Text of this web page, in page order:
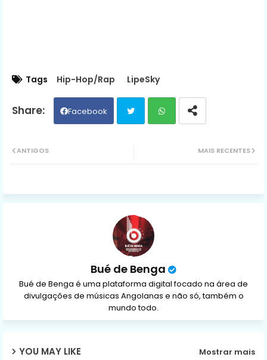
Tags Hip-Hop/Rap LipeSky
Facebook
ap
MAIS RECENTES
ANTIGOS
Bué de Benga
Bué de Benga é uma plataforma digital focado na área de
divulgações de músicas Angolanas e não só, também o
mundo todo.
YOU MAY LIKE Mostrar mais